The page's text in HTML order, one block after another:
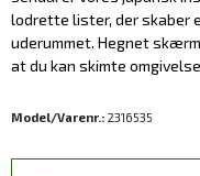
lodrette lister, der skaber
uderummet. Hegnet
at du kan skimte
Model/Varenr.: 2316535